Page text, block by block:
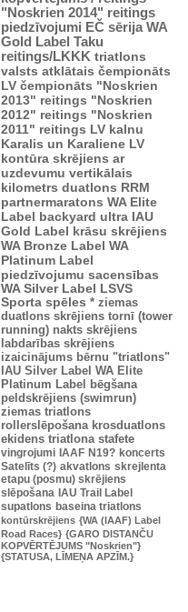
"Noskrien 2014" reitings
piedzīvojumi EČ sērija WA
Gold Label Taku
reitings/LKKK triatlons
valsts atklātais čempionāts
LV čempionāts "Noskrien
2013" reitings "Noskrien
2012" reitings "Noskrien
2011" reitings LV kalnu
Karalis un Karaliene LV
kontūra skrējiens ar
uzdevumu vertikālais
kilometrs duatlons RRM
partnermaratons WA Elite
Label backyard ultra IAU
Gold Label krāsu skrējiens
WA Bronze Label WA
Platinum Label
piedzīvojumu sacensības
WA Silver Label LSVS
Sporta spēles * ziemas
duatlons skrējiens tornī (tower
running) nakts skrējiens
labdarības skrējiens
izaicinājums bērnu "triatlons"
IAU Silver Label WA Elite
Platinum Label bēgšana
peldskrējiens (swimrun)
ziemas triatlons
rollerslēpošana krosduatlons
ekidens triatlona stafete
vingrojumi IAAF N19? koncerts
Satelīts (?) akvatlons skrejlenta
etapu (posmu) skrējiens
slēpošana
IAU Trail Label
supatlons baseina triatlons
kontūrskrējiens {WA (IAAF) Label
Road Races} {GARO DISTANČU
KOPVĒRTĒJUMS "Noskrien"}
{STATUSA, LĪMEŅA APZĪM.}